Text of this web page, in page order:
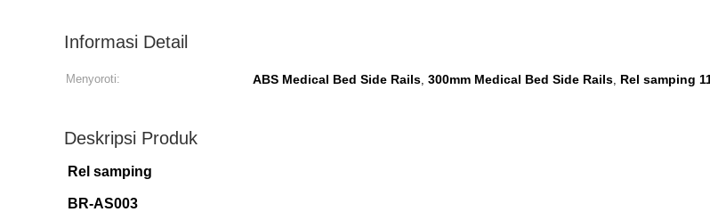
Informasi Detail
Menyoroti: ABS Medical Bed Side Rails, 300mm Medical Bed Side Rails, Rel samping
Deskripsi Produk
Rel samping
BR-AS003